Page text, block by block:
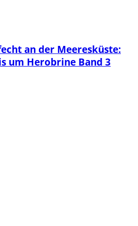
an der Meeresküste:
um Herobrine Band 3